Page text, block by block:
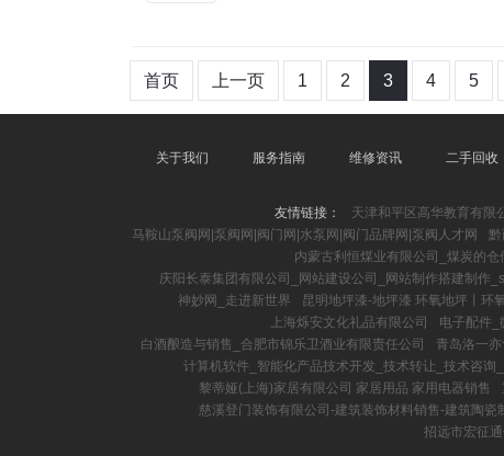
首页 上一页 1 2 3 4 5
关于我们 服务指南 维修资讯 二手回收
友情链接： 天津和平区高华教育有限
马鞍山泵阀网|泵阀网|阀门网|水泵网|阀门品牌网|泵阀人才网
内蒙古利恒煤业有限公司_煤炭的
庆阳长泰集团有限公司_网站建设公司_网站制作搭建制作
神妙网_走进新世界
昆明地坪漆-地坪漆 环氧地坪丨环
上海烁安文化礼品有限公司
电子配件_
白酒酿造与销售_合肥市锦乐卫酒业有限责任公司
青岛洛一
计算机软件_智能化产品技术开发_技术转让_技术咨询
黎蒂娅(上海)家居有限公司 家居用品 家用电器销售
慈溪登门装饰有限公司-建筑装饰材料销售-建筑陶瓷
招远市宏征